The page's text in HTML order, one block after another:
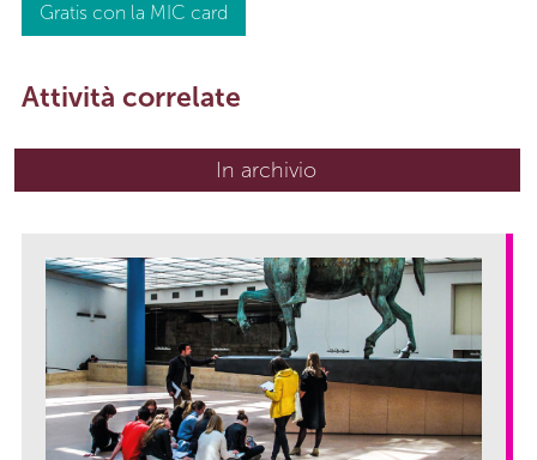
Gratis con la MIC card
Attività correlate
In archivio